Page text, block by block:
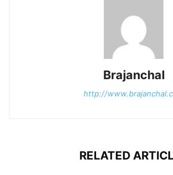
Brajanchal
http://
RELATED